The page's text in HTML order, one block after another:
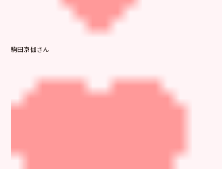
駒田京伽さん